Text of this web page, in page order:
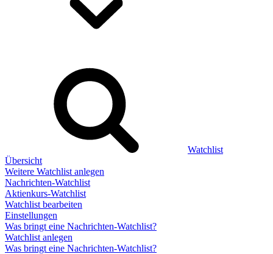
Watchlist
Übersicht
Weitere Watchlist anlegen
Nachrichten-Watchlist
Aktienkurs-Watchlist
Watchlist bearbeiten
Einstellungen
Was bringt eine Nachrichten-Watchlist?
Watchlist anlegen
Was bringt eine Nachrichten-Watchlist?